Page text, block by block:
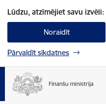
Lūdzu, atzīmējiet savu izvēli:
Noraidīt
Pārvaldīt sīkdatnes